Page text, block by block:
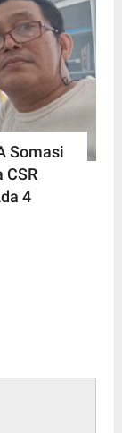
Somasi
CSR
4